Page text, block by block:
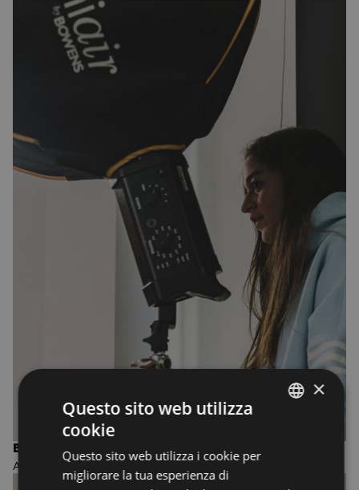
BIENNIO IN PHOTOGRAPHY
ACCADEMIA DI FOTOGRAFIA
×
Questo sito web utilizza
cookie
Questo sito web utilizza i cookie per
migliorare la tua esperienza di